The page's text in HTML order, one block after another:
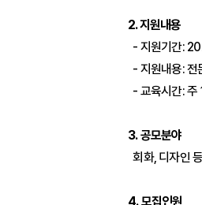
2. 지원내용
- 지원기간:
- 지원내용: 전
- 교육시간: 주
3. 공모분야
회화, 디자인
4. 모집인원